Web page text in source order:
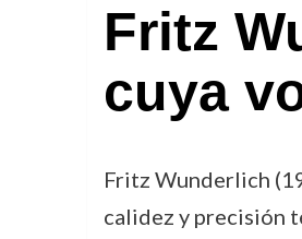
Fritz
cuya
Fritz Wunderlich
calidez y precisión